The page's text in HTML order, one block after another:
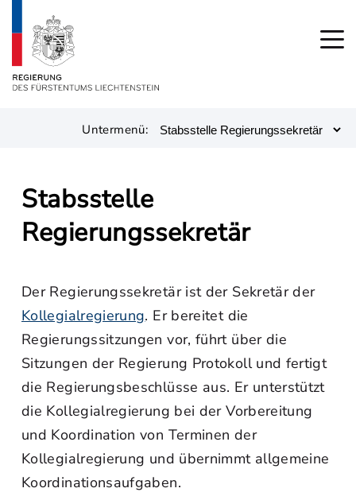
Untermenü:
Stabsstelle
Regierungssekretär
Der Regierungssekretär ist der Sekretär der
Kollegialregierung. Er bereitet die
Regierungssitzungen vor, führt über die
Sitzungen der Regierung Protokoll und fertigt
die Regierungsbeschlüsse aus. Er unterstützt
die Kollegialregierung bei der Vorbereitung
und Koordination von Terminen der
Kollegialregierung und übernimmt allgemeine
Koordinationsaufgaben.